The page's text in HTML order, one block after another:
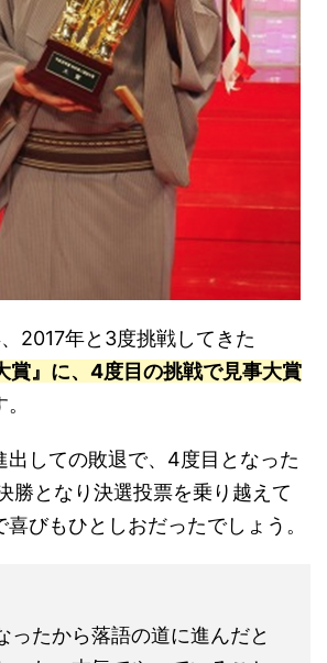
2017年と3度挑戦してきた
賞』に、4度目の挑戦で見事大賞
出しての敗退で、4度目となった
勝となり決選投票を乗り越えて
びもひとしおだったでしょう。
ったから落語の道に進んだと